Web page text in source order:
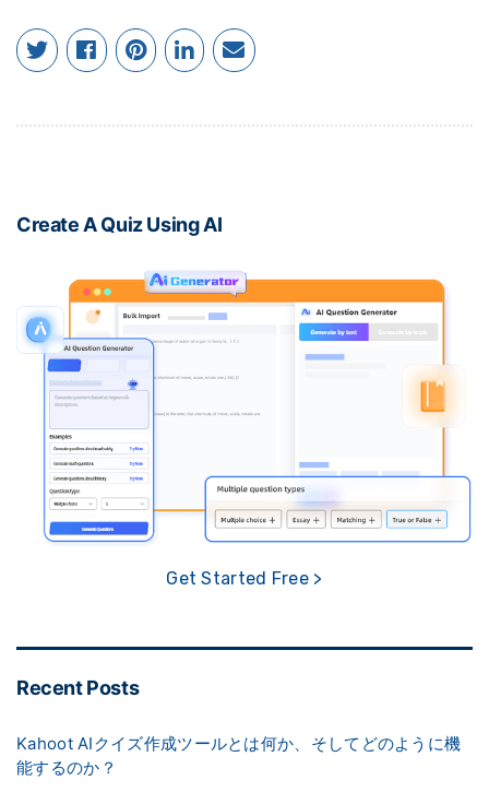
Create A Quiz Using AI
Get Started Free >
Recent Posts
Kahoot AIクイズ作成ツールとは何か、そしてどのように機
能するのか？